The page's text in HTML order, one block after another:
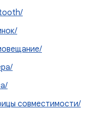
совместимости/